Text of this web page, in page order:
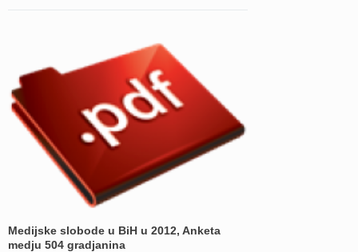
Medijske slobode u BiH u 2012, Anketa
medju 504 gradjanina